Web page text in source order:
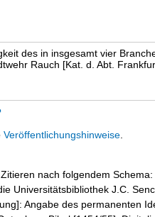
des in insgesamt vier
Rauch [Kat. d. Abt.
Veröffentlichungshinweise
nach folgendem
Universitätsbibliothek J.C.
Angabe des permanenten